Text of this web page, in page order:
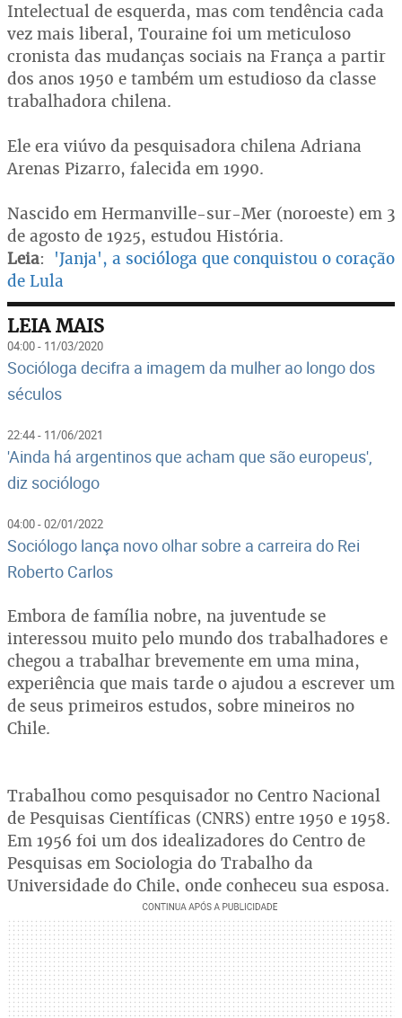
Intelectual de esquerda, mas com tendência cada
vez mais liberal, Touraine foi um meticuloso
cronista das mudanças sociais na França a partir
dos anos 1950 e também um estudioso da classe
trabalhadora chilena.
Ele era viúvo da pesquisadora chilena Adriana
Arenas Pizarro, falecida em 1990.
Nascido em Hermanville-sur-Mer (noroeste) em 3
de agosto de 1925, estudou História.
Leia:
'Janja', a socióloga que conquistou o coração
de Lula
LEIA MAIS
04:00 - 11/03/2020
Socióloga decifra a imagem da mulher ao longo dos
séculos
22:44 - 11/06/2021
'Ainda há argentinos que acham que são europeus',
diz sociólogo
04:00 - 02/01/2022
Sociólogo lança novo olhar sobre a carreira do Rei
Roberto Carlos
Embora de família nobre, na juventude se
interessou muito pelo mundo dos trabalhadores e
chegou a trabalhar brevemente em uma mina,
experiência que mais tarde o ajudou a escrever um
de seus primeiros estudos, sobre mineiros no
Chile.
Trabalhou como pesquisador no Centro Nacional
de Pesquisas Científicas (CNRS) entre 1950 e 1958.
Em 1956 foi um dos idealizadores do Centro de
Pesquisas em Sociologia do Trabalho da
Universidade do Chile, onde conheceu sua esposa.